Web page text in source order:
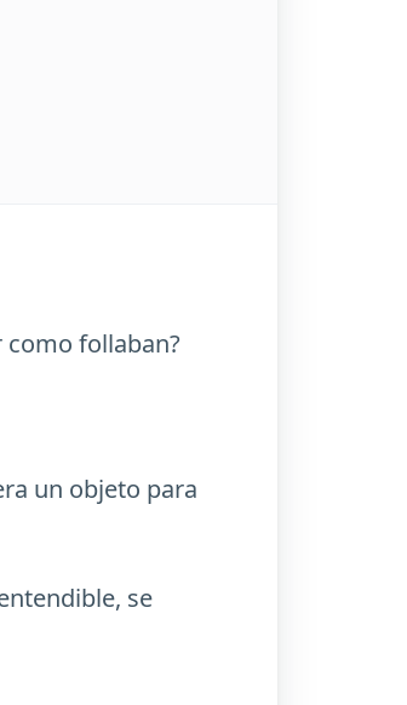
como follaban?
un objeto para
se